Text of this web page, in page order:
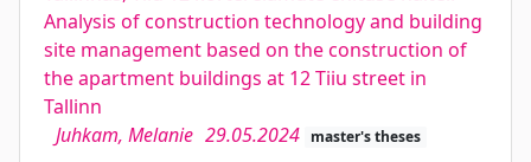
Analysis of construction technology and building
site management based on the construction of
the apartment buildings at 12 Tiiu street in
Tallinn
Juhkam, Melanie 29.05.2024 master's theses